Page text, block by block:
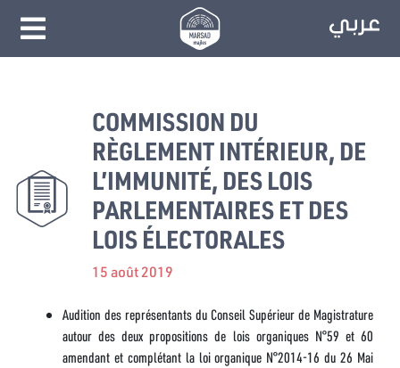
COMMISSION DU
RÈGLEMENT INTÉRIEUR, DE
L’IMMUNITÉ, DES LOIS
PARLEMENTAIRES ET DES
LOIS ÉLECTORALES
15 août 2019
Audition des représentants du Conseil Supérieur de Magistrature
autour des deux propositions de lois organiques N°59 et 60
amendant et complétant la loi organique N°2014-16 du 26 Mai